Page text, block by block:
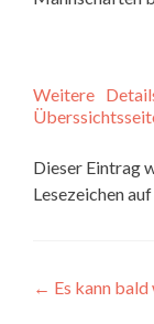
Weitere
Dieser Eintrag
Lesezeichen
← Es kann